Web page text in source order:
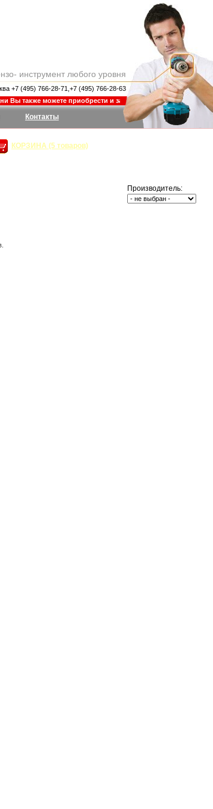
инструмент любого уровня
+7 (495) 766-28-71,+7 (495) 766-28-63
также можете приобрести и заказать товар в магазине
Контакты
КОРЗИНА (5 товаров)
Производитель: